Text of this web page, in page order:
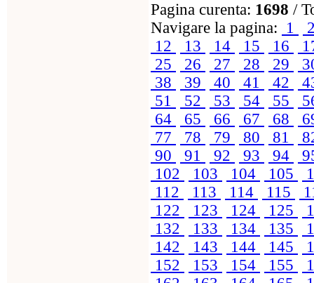
Pagina curenta: 1698 /
Navigare la pagina: 1
12
13 14 15 16
25
26 27 28 29
38
39 40 41 42
51
52 53 54 55
64
65 66 67 68
77
78 79 80 81
90
91 92 93 94
102
103 104 105
112
113 114 115
122
123 124 125
132
133 134 135
142
143 144 145
152
153 154 155